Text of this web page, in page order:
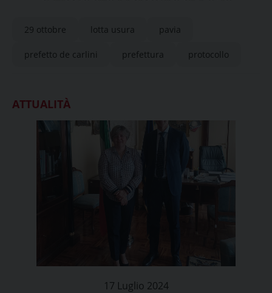
29 ottobre lotta usura pavia
prefetto de carlini prefettura protocollo
ATTUALITÀ
17 Luglio 2024